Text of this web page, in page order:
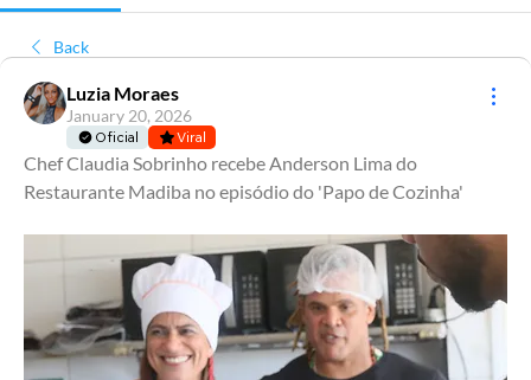
Back
Luzia Moraes
January 20, 2026
Oficial Viral
Chef Claudia Sobrinho recebe Anderson Lima do
Restaurante Madiba no episódio do 'Papo de Cozinha'